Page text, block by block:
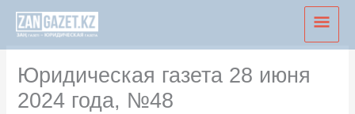
Перейти
содержимому
Юридическая газета 28 июня
2024 года, №48